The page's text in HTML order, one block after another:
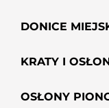
DONICE
KRATY I
OSŁONY